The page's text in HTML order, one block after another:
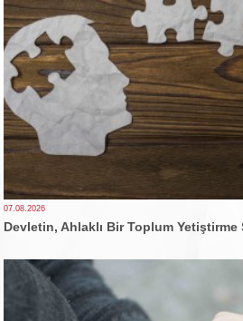
07.08.2026
Devletin, Ahlaklı Bir Toplum Yetiştirme